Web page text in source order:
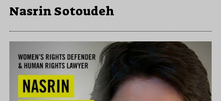
Nasrin Sotoudeh